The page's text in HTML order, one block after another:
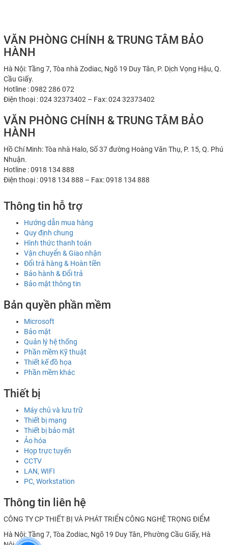
VĂN PHÒNG CHÍNH & TRUNG TÂM BẢO
HÀNH
Hà Nội: Tầng 7, Tòa nhà Zodiac, Ngõ 19 Duy Tân, P. Dịch Vọng Hậu, Q.
Cầu Giấy.
Hotline : 0982 286 072
Điện thoại : 024 32373402 – Fax: 024 32373402
VĂN PHÒNG CHÍNH & TRUNG TÂM BẢO
HÀNH
Hồ Chí Minh: Tòa nhà Halo, Số 37 đường Hoàng Văn Thụ, P. 15, Q. Phú
Nhuận.
Hotline : 0918 134 888
Điện thoại : 0918 134 888 – Fax: 0918 134 888
Thông tin hỗ trợ
Hướng dẫn mua hàng
Quy định chung
Hình thức thanh toán
Vận chuyển & Giao nhận
Đổi trả hàng & Hoàn tiền
Bảo hành & Đổi trả
Bảo mật thông tin
Bản quyền phần mềm
Microsoft
Bảo mật
Quản lý hệ thống
Phần mềm Kỹ thuật
Thiết kế đồ họa
Phần mềm khác
Thiết bị
Máy chủ và lưu trữ
Thiết bị mạng
Thiết bị bảo mật
Ảo hóa
Họp trực tuyến
CCTV
LAN, WIFI
PC, Workstation
Thông tin liên hệ
CÔNG TY CP THIẾT BỊ VÀ PHÁT TRIỂN CÔNG NGHỆ TRỌNG ĐIỂM
Hà Nội: Tầng 7, Tòa Zodiac, Ngõ 19 Duy Tân, Phường Cầu Giấy, Hà